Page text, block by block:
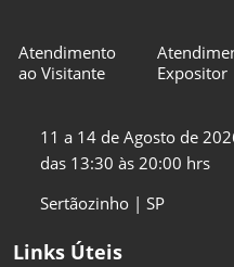
Atendimento
ao Visitante
Expositor
11 a 14 de Agosto de
das 13:30 às 20:00 hrs
Sertãozinho | SP
Links Úteis